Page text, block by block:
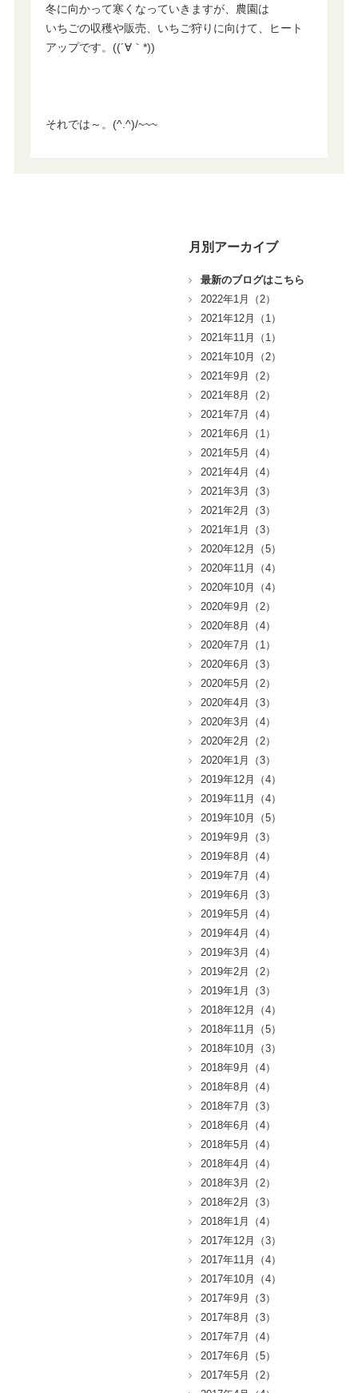
冬に向かって寒くなっていきますが、農園は
いちごの収穫や販売、いちご狩りに向けて、ヒート
アップです。((´∀｀*))
それでは～。(^.^)/~~~
月別アーカイブ
最新のブログはこちら
2022年1月（2）
2021年12月（1）
2021年11月（1）
2021年10月（2）
2021年9月（2）
2021年8月（2）
2021年7月（4）
2021年6月（1）
2021年5月（4）
2021年4月（4）
2021年3月（3）
2021年2月（3）
2021年1月（3）
2020年12月（5）
2020年11月（4）
2020年10月（4）
2020年9月（2）
2020年8月（4）
2020年7月（1）
2020年6月（3）
2020年5月（2）
2020年4月（3）
2020年3月（4）
2020年2月（2）
2020年1月（3）
2019年12月（4）
2019年11月（4）
2019年10月（5）
2019年9月（3）
2019年8月（4）
2019年7月（4）
2019年6月（3）
2019年5月（4）
2019年4月（4）
2019年3月（4）
2019年2月（2）
2019年1月（3）
2018年12月（4）
2018年11月（5）
2018年10月（3）
2018年9月（4）
2018年8月（4）
2018年7月（3）
2018年6月（4）
2018年5月（4）
2018年4月（4）
2018年3月（2）
2018年2月（3）
2018年1月（4）
2017年12月（3）
2017年11月（4）
2017年10月（4）
2017年9月（3）
2017年8月（3）
2017年7月（4）
2017年6月（5）
2017年5月（2）